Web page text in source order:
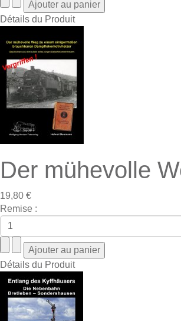
Détails du Produit
Der mühevolle
19,80 €
Remise :
Détails du Produit